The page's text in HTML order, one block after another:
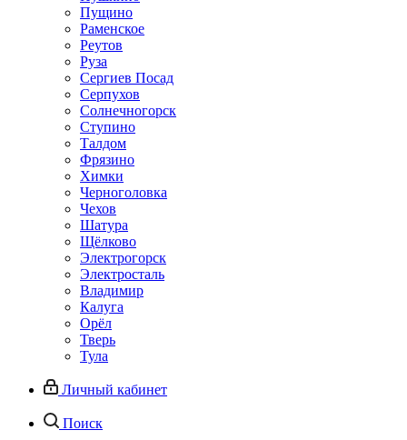
Пущино
Раменское
Реутов
Руза
Сергиев Посад
Серпухов
Солнечногорск
Ступино
Талдом
Фрязино
Химки
Черноголовка
Чехов
Шатура
Щёлково
Электрогорск
Электросталь
Владимир
Калуга
Орёл
Тверь
Тула
Личный кабинет
Поиск